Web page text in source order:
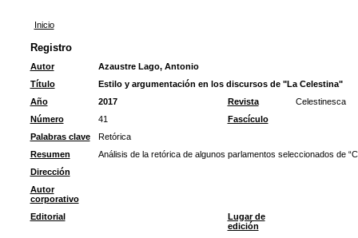
Inicio
Registro
Autor
Azaustre Lago, Antonio
Título
Estilo y argumentación en los discursos de "La Celestina"
Año
2017 Revista
Celestinesca
Número
41
Fascículo
Palabras clave
Retórica
Resumen
Análisis de la retórica de algunos parlamentos seleccionados de
Dirección
Autor
corporativo
Editorial
Lugar de
edición